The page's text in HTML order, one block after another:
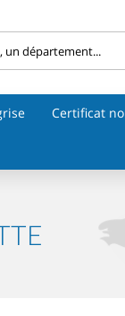
Certificat